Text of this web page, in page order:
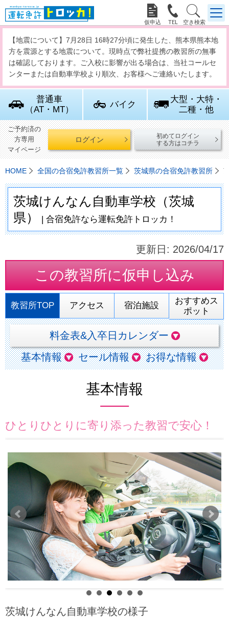
  
【地震について】7月28日 16時27分頃に発生した、熊本県熊本地
方を震源とする地震について。現時点で弊社提携の教習所の無事
は確認しております。ご入校に影響が出る場合は、当社コールセ
ンターまたは自動車学校より順次、お客様へご連絡いたします。
普通車
（AT・MT）
バイク
大型・大特・
二種・他
ご予約済の
方専用
マイページ
ログイン
初めてログイン
する方はコチラ
HOME 全国の合宿免許教習所一覧 茨城県の合宿免許教習所
茨城けんなん自動車学校（茨城
県）
| 合宿免許なら運転免許トロッカ！
更新日: 2026/04/17
この教習所に仮申し込み
教習所TOP アクセス 宿泊施設
おすすめス
ポット
料金表&入卒日カレンダー
基本情報
セール情報 お得な情報
基本情報
ひとりひとりに寄り添った教習で安心！
茨城けんなん自動車学校の様子